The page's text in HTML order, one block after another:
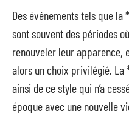
Des événements tels que
sont souvent des périodes
renouveler leur apparence,
alors un choix privilégié.
ainsi de ce style qui n’a
époque avec une nouvelle